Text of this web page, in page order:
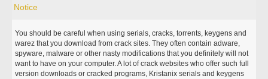
Notice
You should be careful when using serials, cracks, torrents, keygens and
warez that you download from crack sites. They often contain adware,
spyware, malware or other nasty modifications that you definitely will not
want to have on your computer. A lot of crack websites who offer such full
version downloads or cracked programs, Kristanix serials and keygens